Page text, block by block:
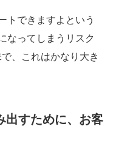
トできますよという
なってしまうリスク
、これはかなり大き
出すために、お客